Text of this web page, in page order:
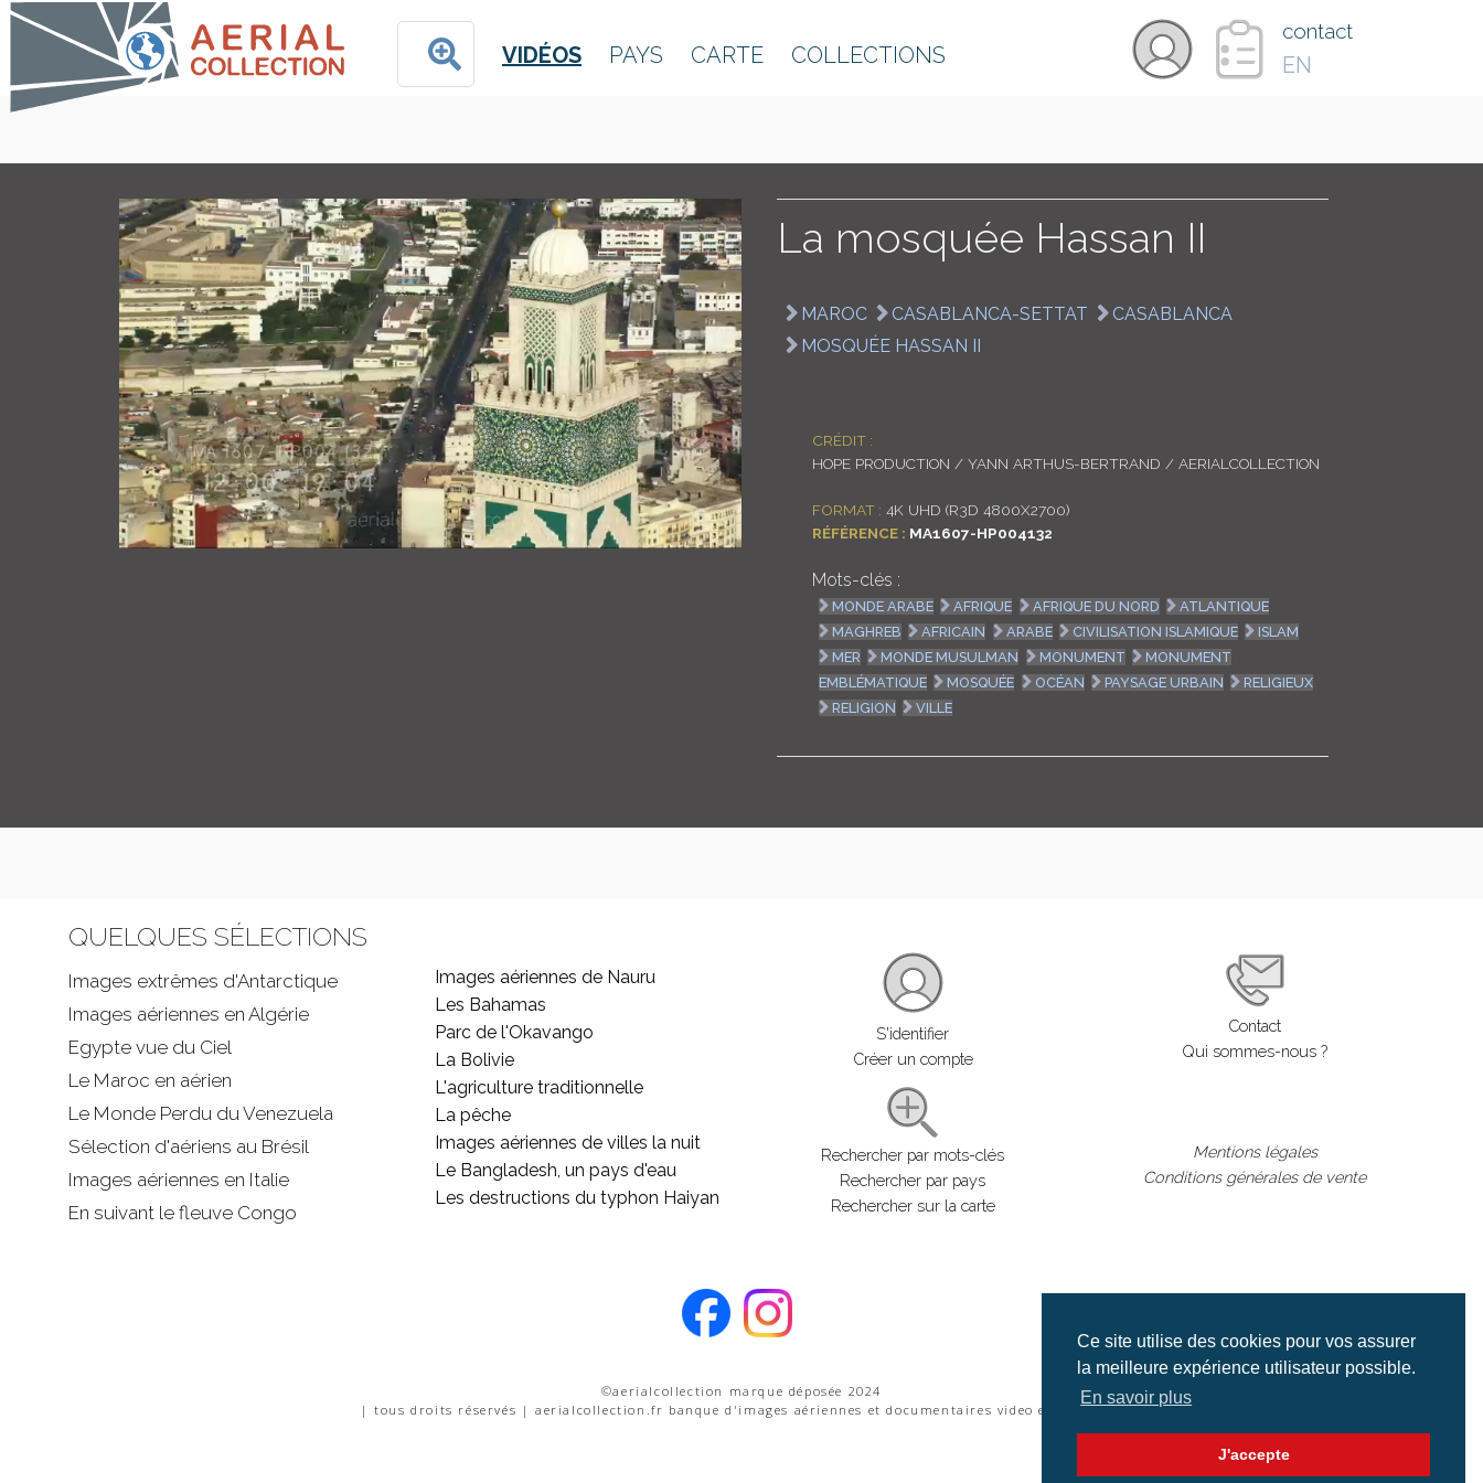
Ce site utilise des cookies pour vos assurer
la meilleure expérience utilisateur possible.
En savoir plus
J'accepte
VIDÉOS PAYS CARTE COLLECTIONS
contact
EN
La mosquée Hassan II
MAROC CASABLANCA-SETTAT
CASABLANCA
MOSQUÉE HASSAN II
CRÉDIT :
HOPE PRODUCTION / YANN ARTHUS-BERTRAND / AERIALCOLLECTION
FORMAT : 4K UHD (R3D 4800X2700)
RÉFÉRENCE : MA1607-HP004132
Mots-clés :
MONDE ARABE AFRIQUE AFRIQUE DU NORD
ATLANTIQUE
MAGHREB
AFRICAIN ARABE CIVILISATION ISLAMIQUE
ISLAM
MER
MONDE MUSULMAN MONUMENT
MONUMENT
EMBLÉMATIQUE
MOSQUÉE OCÉAN PAYSAGE URBAIN
RELIGIEUX
RELIGION
VILLE
QUELQUES SÉLECTIONS
Images extrêmes d'Antarctique
Images aériennes en Algérie
Egypte vue du Ciel
Le Maroc en aérien
Le Monde Perdu du Venezuela
Sélection d'aériens au Brésil
Images aériennes en Italie
En suivant le fleuve Congo
Images aériennes de Nauru
Les Bahamas
Parc de l'Okavango
La Bolivie
L'agriculture traditionnelle
La pêche
Images aériennes de villes la nuit
Le Bangladesh, un pays d'eau
Les destructions du typhon Haiyan
S'identifier
Créer un compte
Rechercher par mots-clés
Rechercher par pays
Rechercher sur la carte
Contact
Qui sommes-nous ?
Mentions légales
Conditions générales de vente
©aerialcollection marque déposée 2024
| tous droits réservés | aerialcollection.fr banque d'images aériennes et documentaires video et cinéma |